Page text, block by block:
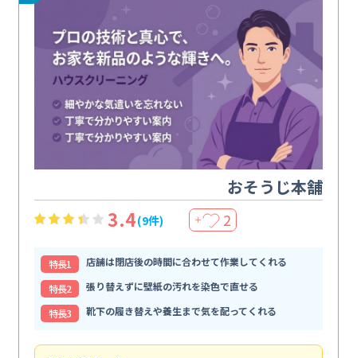
おそうじ本舗
3.4(9件) ＋ 2
特⻑1
店舗は閉店後の時間に合わせて作業してくれる
特⻑2
張り替えずに壁紙の汚れを染色で直せる
特⻑3
靴下の履き替えや養生まで気を配ってくれる